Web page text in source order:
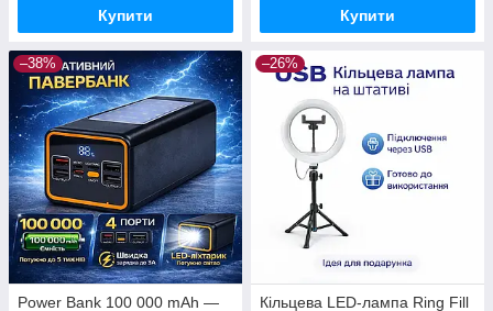
Купити Купити
–38%
Power Bank 100 000 mAh —
–26%
Кільцева LED-лампа Ring Fill